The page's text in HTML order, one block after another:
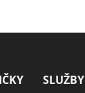
SLUŽBY